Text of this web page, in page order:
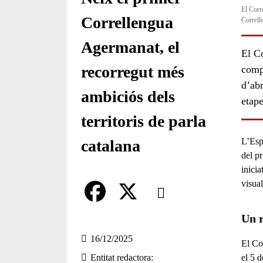
Correllengua
Agermanat, el
recorregut més
ambiciós dels
territoris de parla
catalana
Comparteix
a
c
Compartir en altres xarxes
16/12/2025
Entitat redactora
El
El
del
Un
El
el 5